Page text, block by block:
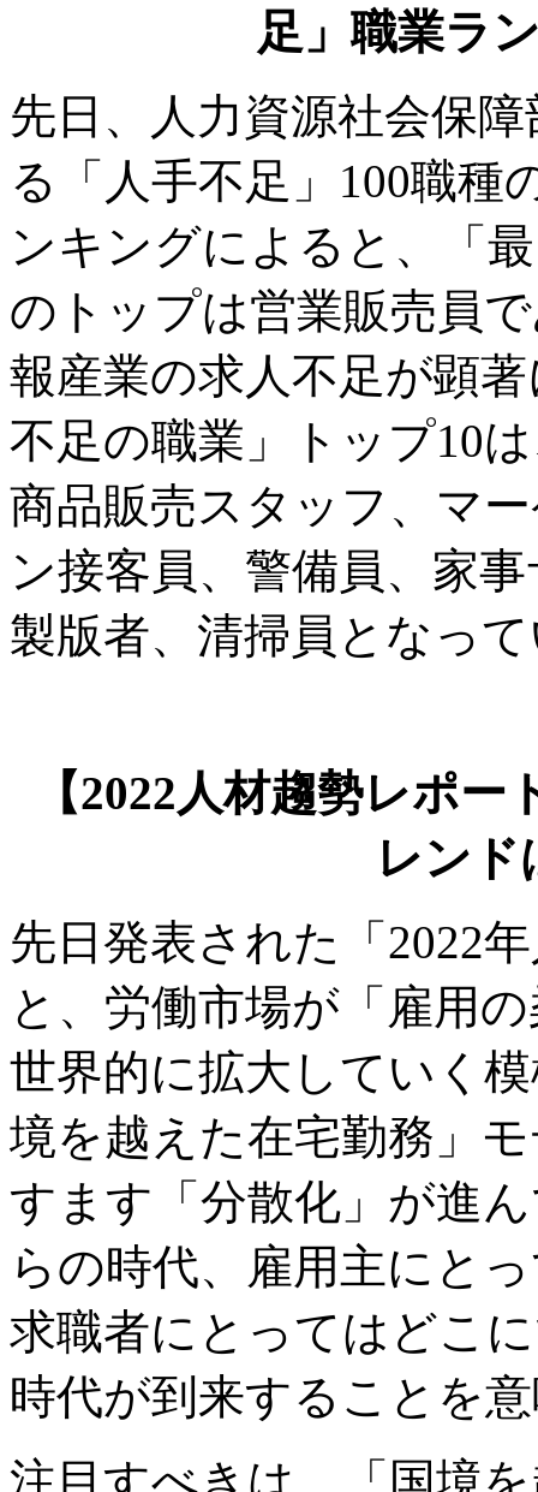
足」職業ラ
先日、人力資源社会保
る「人手不足」100職種
ンキングによると、「
のトップは営業販売員
報産業の求人不足が顕
不足の職業」トップ10
商品販売スタッフ、マ
ン接客員、警備員、家
製版者、清掃員となっ
【2022人材趨勢レポー
レンド
先日発表された「2022
と、労働市場が「雇用
世界的に拡大していく
境を越えた在宅勤務」
すます「分散化」が進
らの時代、雇用主にと
求職者にとってはどこ
時代が到来することを
注目すべきは、「国境